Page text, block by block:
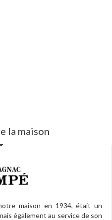
la maison
maison en 1934, était un
également au service de son